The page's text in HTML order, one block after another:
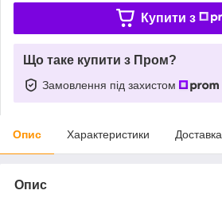
Купити з
Що таке купити з Пром?
Замовлення під захистом
Опис Характеристики Доставка
Опис